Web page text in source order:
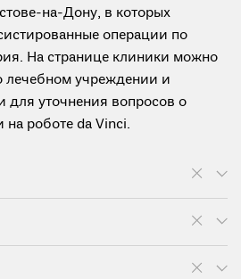
на-Дону, в которых
операции по
На странице клиники можно
учреждении и
для уточнения вопросов о
роботе da Vinci.